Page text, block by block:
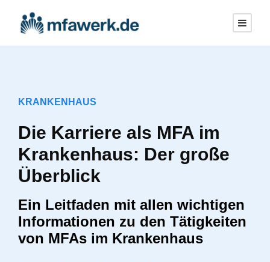
KRANKENHAUS
Die Karriere als MFA im
Krankenhaus: Der große
Überblick
Ein Leitfaden mit allen wichtigen
Informationen zu den Tätigkeiten
von MFAs im Krankenhaus